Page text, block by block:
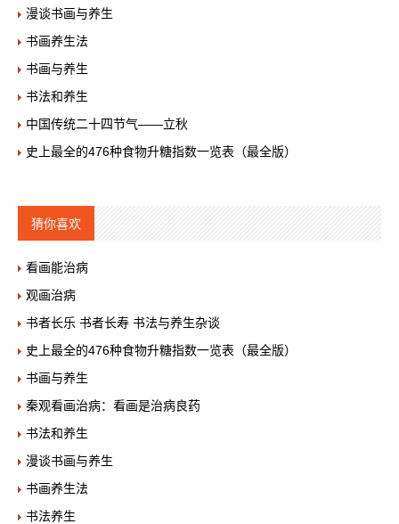
漫谈书画与养生
书画养生法
书画与养生
书法和养生
中国传统二十四节气——立秋
史上最全的476种食物升糖指数一览表（最全版）
猜你喜欢
看画能治病
观画治病
书者长乐 书者长寿 书法与养生杂谈
史上最全的476种食物升糖指数一览表（最全版）
书画与养生
秦观看画治病：看画是治病良药
书法和养生
漫谈书画与养生
书画养生法
书法养生